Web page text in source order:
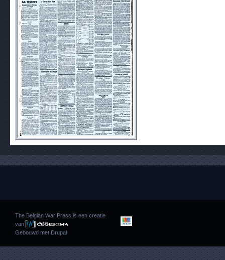
The Belgian War Press is een creatie
van
Gebouwd met Drupal